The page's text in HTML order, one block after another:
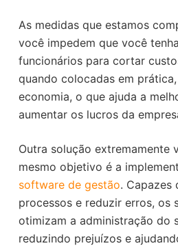
As medidas que estamos
você impedem que você
funcionários para cortar
quando colocadas em
economia, o que ajuda a
aumentar os lucros da
Outra solução extremamente
mesmo objetivo é a
software de gestão. Capazes
processos e reduzir erros, os
otimizam a administração do
reduzindo prejuízos e